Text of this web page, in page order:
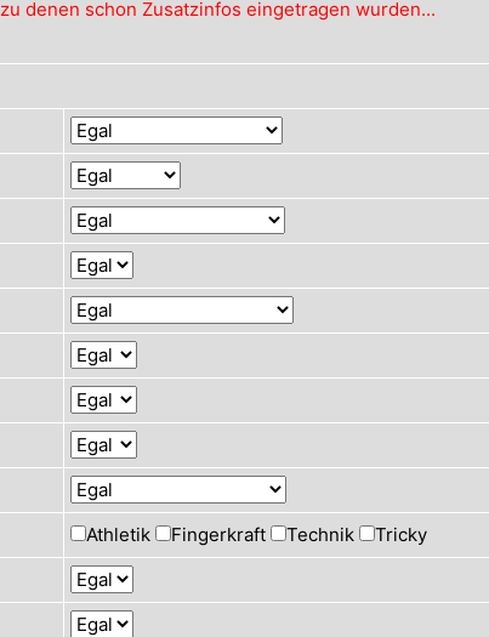
zu denen schon Zusatzinfos eingetragen wurden...
Athletik Fingerkraft Technik
Tricky